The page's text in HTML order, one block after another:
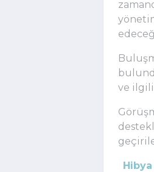
ve ilgili
Hibya